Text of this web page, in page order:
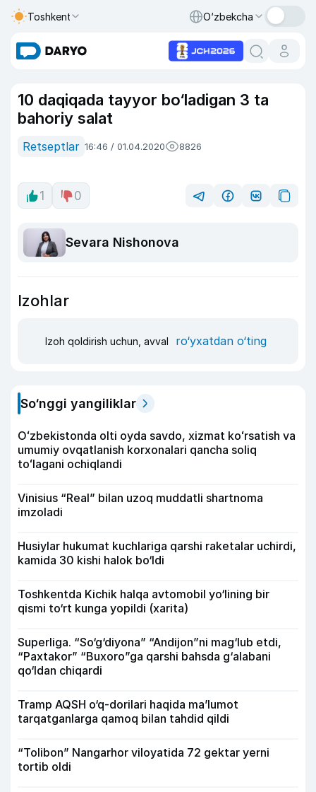
Toshkent O‘zbekcha
10 daqiqada tayyor bo‘ladigan 3 ta
bahoriy salat
Retseptlar 16:46 / 01.04.2020 8826
1 0
Sevara Nishonova
Izohlar
Izoh qoldirish uchun, avval ro‘yxatdan o‘ting
So‘nggi yangiliklar
Oʻzbekistonda olti oyda savdo, xizmat koʻrsatish va
umumiy ovqatlanish korxonalari qancha soliq
toʻlagani ochiqlandi
Vinisius “Real” bilan uzoq muddatli shartnoma
imzoladi
Husiylar hukumat kuchlariga qarshi raketalar uchirdi,
kamida 30 kishi halok bo‘ldi
Toshkentda Kichik halqa avtomobil yo‘lining bir
qismi to‘rt kunga yopildi (xarita)
Superliga. “So‘g‘diyona” “Andijon”ni mag‘lub etdi,
“Paxtakor” “Buxoro”ga qarshi bahsda g‘alabani
qo‘ldan chiqardi
Tramp AQSH o‘q-dorilari haqida ma’lumot
tarqatganlarga qamoq bilan tahdid qildi
“Tolibon” Nangarhor viloyatida 72 gektar yerni
tortib oldi